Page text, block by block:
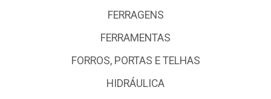
FERRAGENS
FERRAMENTAS
FORROS, PORTAS E TELHAS
HIDRÁULICA